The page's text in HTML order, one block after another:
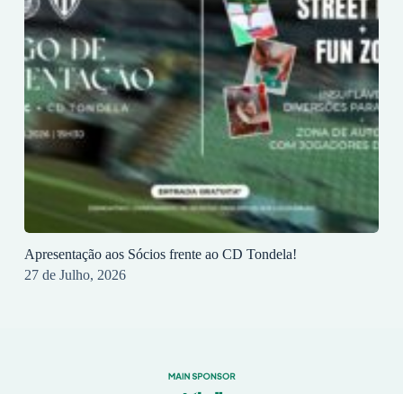
Apresentação aos Sócios frente ao CD Tondela!
27 de Julho, 2026